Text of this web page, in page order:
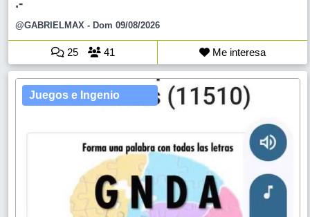
.-
@GABRIELMAX - Dom 09/08/2026
25 41 Me interesa
Juegos e Ingenio